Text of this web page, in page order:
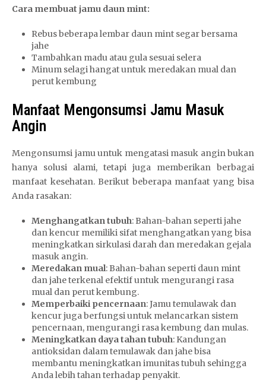
Cara membuat jamu daun mint:
Rebus beberapa lembar daun mint segar bersama
jahe
Tambahkan madu atau gula sesuai selera
Minum selagi hangat untuk meredakan mual dan
perut kembung
Manfaat Mengonsumsi Jamu Masuk
Angin
Mengonsumsi jamu untuk mengatasi masuk angin bukan
hanya solusi alami, tetapi juga memberikan berbagai
manfaat kesehatan. Berikut beberapa manfaat yang bisa
Anda rasakan:
Menghangatkan tubuh: Bahan-bahan seperti jahe
dan kencur memiliki sifat menghangatkan yang bisa
meningkatkan sirkulasi darah dan meredakan gejala
masuk angin.
Meredakan mual: Bahan-bahan seperti daun mint
dan jahe terkenal efektif untuk mengurangi rasa
mual dan perut kembung.
Memperbaiki pencernaan: Jamu temulawak dan
kencur juga berfungsi untuk melancarkan sistem
pencernaan, mengurangi rasa kembung dan mulas.
Meningkatkan daya tahan tubuh: Kandungan
antioksidan dalam temulawak dan jahe bisa
membantu meningkatkan imunitas tubuh sehingga
Anda lebih tahan terhadap penyakit.